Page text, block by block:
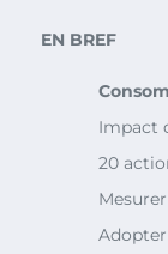
EN BREF
Impact
20